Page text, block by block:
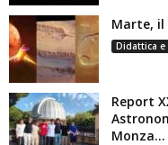
Marte, il
Didattica
Report
Monza...